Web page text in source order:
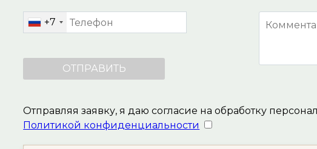
+7
Отправляя заявку, я даю согласие на обработку
Политикой конфиденциальности